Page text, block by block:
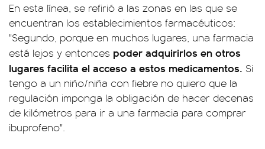
En esta línea, se refirió a las zonas en las que se
encuentran los establecimientos farmacéuticos:
"Segundo, porque en muchos lugares, una farmacia
está lejos y entonces poder adquirirlos en otros
lugares facilita el acceso a estos medicamentos. Si
tengo a un niño/niña con fiebre no quiero que la
regulación imponga la obligación de hacer decenas
de kilómetros para ir a una farmacia para comprar
ibuprofeno".